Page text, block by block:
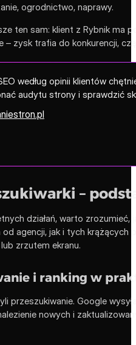
ogrodnictwo, naprawy.
ten sam: klient z Rybnik ma
– zysk trafia do konkurencji,
według opinii klientów
audytu strony i sprawdzić
–
działań, warto
agencji, jak i tych
zrzutem ekranu.
i ranking w
przeszukiwanie. Google
nowych i